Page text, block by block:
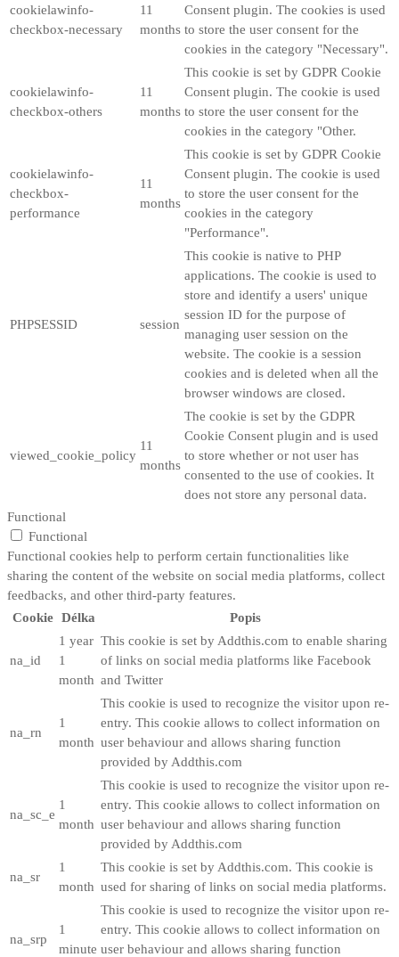
cookielawinfo-
checkbox-necessary
11
months
Consent plugin. The cookies is used
to store the user consent for the
cookies in the category "Necessary".
cookielawinfo-
checkbox-others
11
months
This cookie is set by GDPR Cookie
Consent plugin. The cookie is used
to store the user consent for the
cookies in the category "Other.
cookielawinfo-
checkbox-
performance
11
months
This cookie is set by GDPR Cookie
Consent plugin. The cookie is used
to store the user consent for the
cookies in the category
"Performance".
PHPSESSID session
This cookie is native to PHP
applications. The cookie is used to
store and identify a users' unique
session ID for the purpose of
managing user session on the
website. The cookie is a session
cookies and is deleted when all the
browser windows are closed.
viewed_cookie_policy
11
months
The cookie is set by the GDPR
Cookie Consent plugin and is used
to store whether or not user has
consented to the use of cookies. It
does not store any personal data.
Functional
Functional
Functional cookies help to perform certain functionalities like
sharing the content of the website on social media platforms, collect
feedbacks, and other third-party features.
Cookie Délka Popis
na_id
1 year
1
month
This cookie is set by Addthis.com to enable sharing
of links on social media platforms like Facebook
and Twitter
na_rn
1
month
This cookie is used to recognize the visitor upon re-
entry. This cookie allows to collect information on
user behaviour and allows sharing function
provided by Addthis.com
na_sc_e
1
month
This cookie is used to recognize the visitor upon re-
entry. This cookie allows to collect information on
user behaviour and allows sharing function
provided by Addthis.com
na_sr
1
month
This cookie is set by Addthis.com. This cookie is
used for sharing of links on social media platforms.
na_srp
1
minute
This cookie is used to recognize the visitor upon re-
entry. This cookie allows to collect information on
user behaviour and allows sharing function